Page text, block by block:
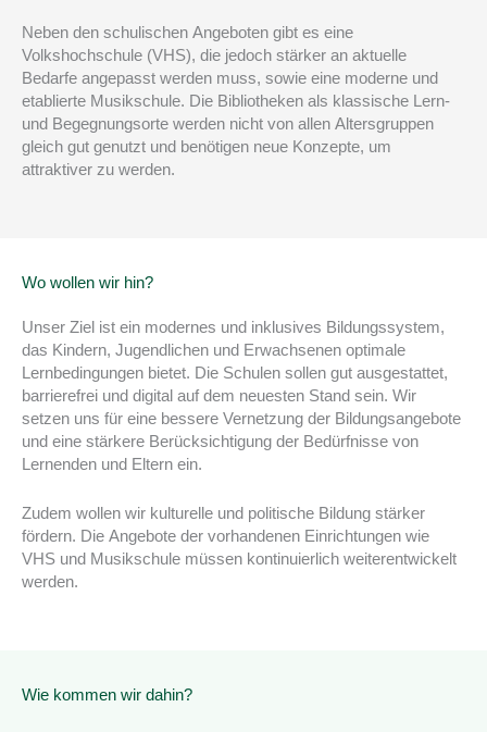
Neben den schulischen Angeboten gibt es eine
Volkshochschule (VHS), die jedoch stärker an aktuelle
Bedarfe angepasst werden muss, sowie eine moderne und
etablierte Musikschule. Die Bibliotheken als klassische Lern-
und Begegnungsorte werden nicht von allen Altersgruppen
gleich gut genutzt und benötigen neue Konzepte, um
attraktiver zu werden.
Wo wollen wir hin?
Unser Ziel ist ein modernes und inklusives Bildungssystem,
das Kindern, Jugendlichen und Erwachsenen optimale
Lernbedingungen bietet. Die Schulen sollen gut ausgestattet,
barrierefrei und digital auf dem neuesten Stand sein. Wir
setzen uns für eine bessere Vernetzung der Bildungsangebote
und eine stärkere Berücksichtigung der Bedürfnisse von
Lernenden und Eltern ein.
Zudem wollen wir kulturelle und politische Bildung stärker
fördern. Die Angebote der vorhandenen Einrichtungen wie
VHS und Musikschule müssen kontinuierlich weiterentwickelt
werden.
Wie kommen wir dahin?